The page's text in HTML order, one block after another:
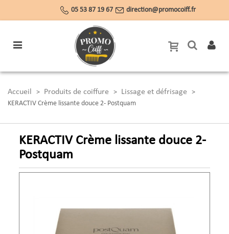
05 53 87 19 67 direction@promocoiff.fr
Accueil > Produits de coiffure > Lissage et défrisage
>
KERACTIV Crème lissante douce 2- Postquam
KERACTIV Crème lissante douce 2-
Postquam